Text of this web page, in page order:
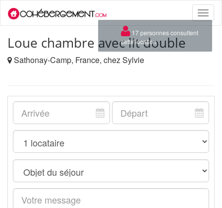
Toggle
Loue chambre avec lit double
Sathonay-Camp, France, chez Sylvie
×
17 personnes consultent
cette location